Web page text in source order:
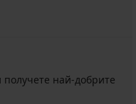
най-добрите